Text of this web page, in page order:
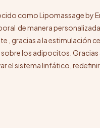
como Lipomassage by
de manera personalizada
gracias a la estimulación
los adipocitos. Gracias
el sistema linfático,